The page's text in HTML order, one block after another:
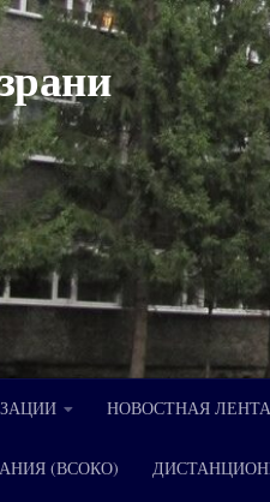
НОВОСТНАЯ ЛЕНТА
(ВСОКО)